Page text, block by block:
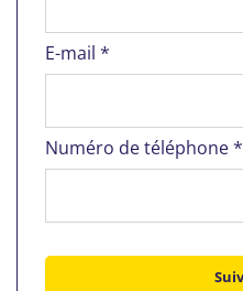
E-mail *
Numéro de téléphone *